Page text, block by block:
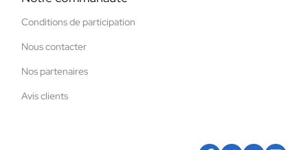
Conditions de participation
Nous contacter
Nos partenaires
Avis clients